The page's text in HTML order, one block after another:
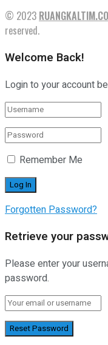
© 2023
reserved.
Welcome Back!
Login to your account
Remember Me
Forgotten Password?
Retrieve your
Please enter your
password.